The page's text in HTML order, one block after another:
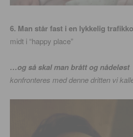
6. Man står fast i en lykkelig
midt i “happy place”
…og så skal man brått og nådeløst
konfronteres med denne dritten vi